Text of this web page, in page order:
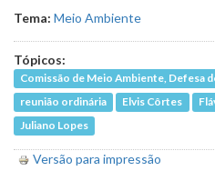
Tema: Meio Ambiente
Tópicos:
Comissão de Meio Ambiente, Defesa
reunião ordinária
Elvis Côrtes
Juliano Lopes
Versão para impressão